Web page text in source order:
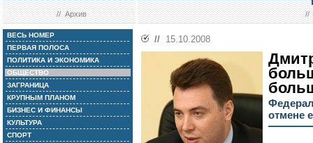
//Архив //
ВЕСЬ НОМЕР
ПЕРВАЯ ПОЛОСА
ПОЛИТИКА И ЭКОНОМИКА
ОБЩЕСТВО
ЗАГРАНИЦА
КРУПНЫМ ПЛАНОМ
БИЗНЕС И ФИНАНСЫ
КУЛЬТУРА
СПОРТ
// 15.10.2008
отмене